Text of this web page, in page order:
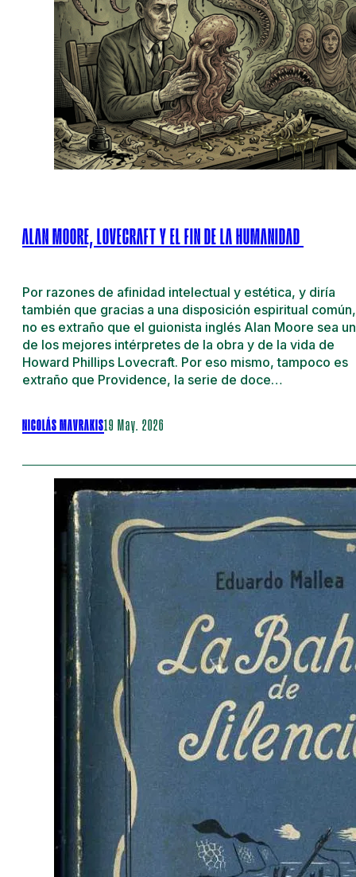
ALAN MOORE, LOVECRAFT Y EL FIN DE LA HUMANIDAD
Por razones de afinidad intelectual y estética, y diría
también que gracias a una disposición espiritual común,
no es extraño que el guionista inglés Alan Moore sea
de los mejores intérpretes de la obra y de la vida de
Howard Phillips Lovecraft. Por eso mismo, tampoco es
extraño que Providence, la serie de doce…
NICOLÁS MAVRAKIS19 May. 2026